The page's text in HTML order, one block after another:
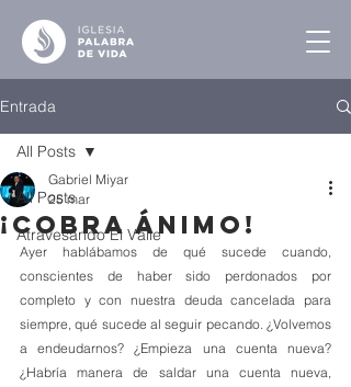
Entrada
All Posts
Atravesando El Valle
All Posts
¡Cobra Ánimo!
Gabriel Miyar
25 mar
Ayer hablábamos de qué sucede cuando,
conscientes de haber sido perdonados por
completo y con nuestra deuda cancelada para
siempre, qué sucede al seguir pecando. ¿Volvemos
a endeudarnos? ¿Empieza una cuenta nueva?
¿Habría manera de saldar una cuenta nueva,